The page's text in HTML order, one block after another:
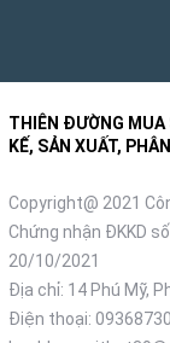
THIÊN ĐƯỜNG MUA
KẾ, SẢN XUẤT,
Copyright@ 2021
Chứng nhận ĐKKD
20/10/2021
Địa chỉ: 14 Phú Mỹ,
Điện thoại: